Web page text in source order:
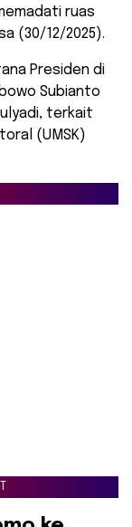
ruas
(30/12/2025).
Presiden di
Subianto
terkait
(UMSK)